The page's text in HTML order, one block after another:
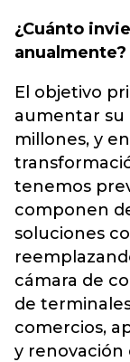
¿Cuánto
anualmente?
El objetivo
aumentar su
millones, y
tenemos
componen
soluciones
cámara de
de
comercios,
y renovación